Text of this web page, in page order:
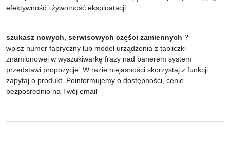
efektywność i żywotność eksploatacji.
szukasz nowych, serwisowych części zamiennych ?
wpisz numer fabryczny lub model urządzenia z tabliczki
znamionowej w wyszukiwarkę frazy nad banerem system
przedstawi propozycje. W razie niejasności skorzystaj z funkcji
zapytaj o produkt. Poinformujemy o dostępności, cenie
bezpośrednio na Twój email